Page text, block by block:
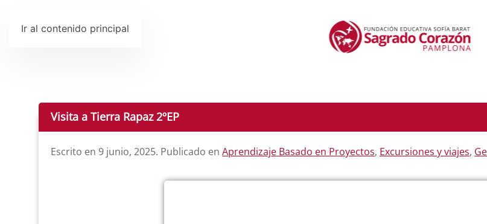
Ir al contenido principal
Visita a Tierra Rapaz 2ºEP
Escrito en 9 junio, 2025. Publicado en Aprendizaje Basado en Proyectos, Excursiones y viajes,